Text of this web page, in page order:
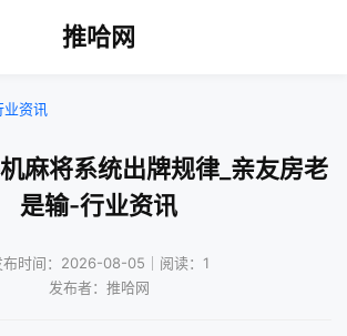
推哈网
业资讯
麻将系统出牌规律_亲友房老
是输-行业资讯
布时间：2026-08-05｜阅读：1
发布者：推哈网